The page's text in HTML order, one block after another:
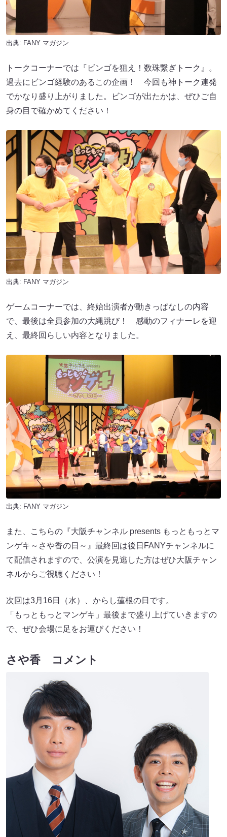
出典: FANY マガジン
トークコーナーでは『ビンゴを狙え！数珠繋ぎトーク』。
過去にビンゴ経験のあるこの企画！ 今回も神トーク連発
でかなり盛り上がりました。ビンゴが出たかは、ぜひご自
身の目で確かめてください！
出典: FANY マガジン
ゲームコーナーでは、終始出演者が動きっぱなしの内容
で、最後は全員参加の大縄跳び！ 感動のフィナーレを迎
え、最終回らしい内容となりました。
出典: FANY マガジン
また、こちらの『大阪チャンネル presents もっともっとマ
ンゲキ～さや香の日～』最終回は後日FANYチャンネルに
て配信されますので、公演を見逃した方はぜひ大阪チャン
ネルからご視聴ください！
次回は3月16日（水）、からし蓮根の日です。
「もっともっとマンゲキ」最後まで盛り上げていきますの
で、ぜひ会場に足をお運びください！
さや香 コメント